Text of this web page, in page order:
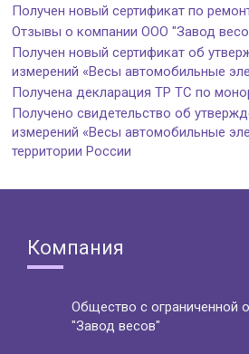
Получен новый сертификат по
Отзывы о компании ООО "Завод
Получен новый сертификат об
измерений «Весы автомобильные
Получена декларация ТР ТС по
Получено свидетельство об
измерений «Весы автомобильные
территории России
Компания
Общество с ограниченной
"Завод весов"